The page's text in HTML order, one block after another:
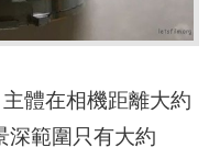
體在相機距離大約
深範圍只有大約